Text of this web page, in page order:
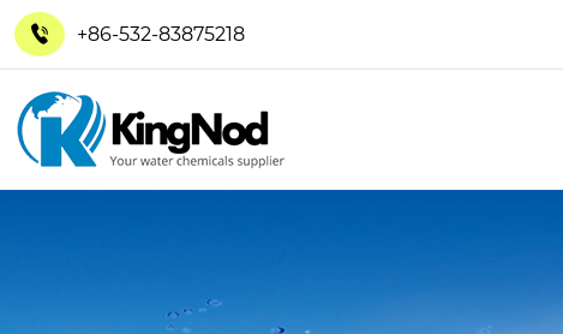
 +86-532-83875218